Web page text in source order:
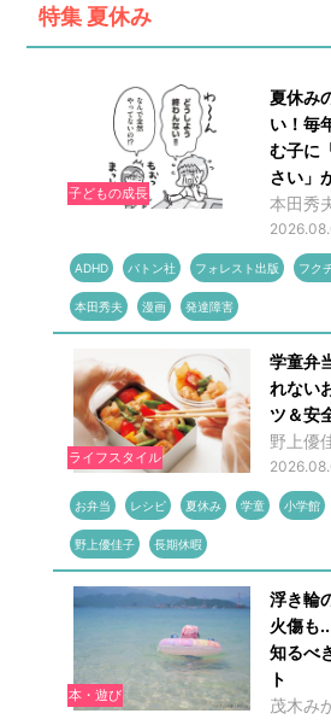
特集 夏休み
子どもの成長
夏休み
い！毎
む子に
さい」
本田秀
ADHD バトン社 フォレスト出版 フク
本田秀夫 漫画 発達障害
ライフスタイル
学童弁
れない
ツ＆安
野上優
お弁当 レシピ 夏休み 学童 小学館
野上優佳子 長期休暇
本・遊び
浮き輪
火傷も
知るべ
ト
茂木み